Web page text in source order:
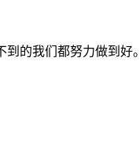
的我们都努力做到好。